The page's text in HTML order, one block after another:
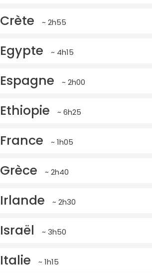
Crète ~ 2h55
Egypte ~ 4h15
Espagne ~ 2h00
Ethiopie ~ 6h25
France ~ 1h05
Grèce ~ 2h40
Irlande ~ 2h30
Israël ~ 3h50
Italie ~ 1h15